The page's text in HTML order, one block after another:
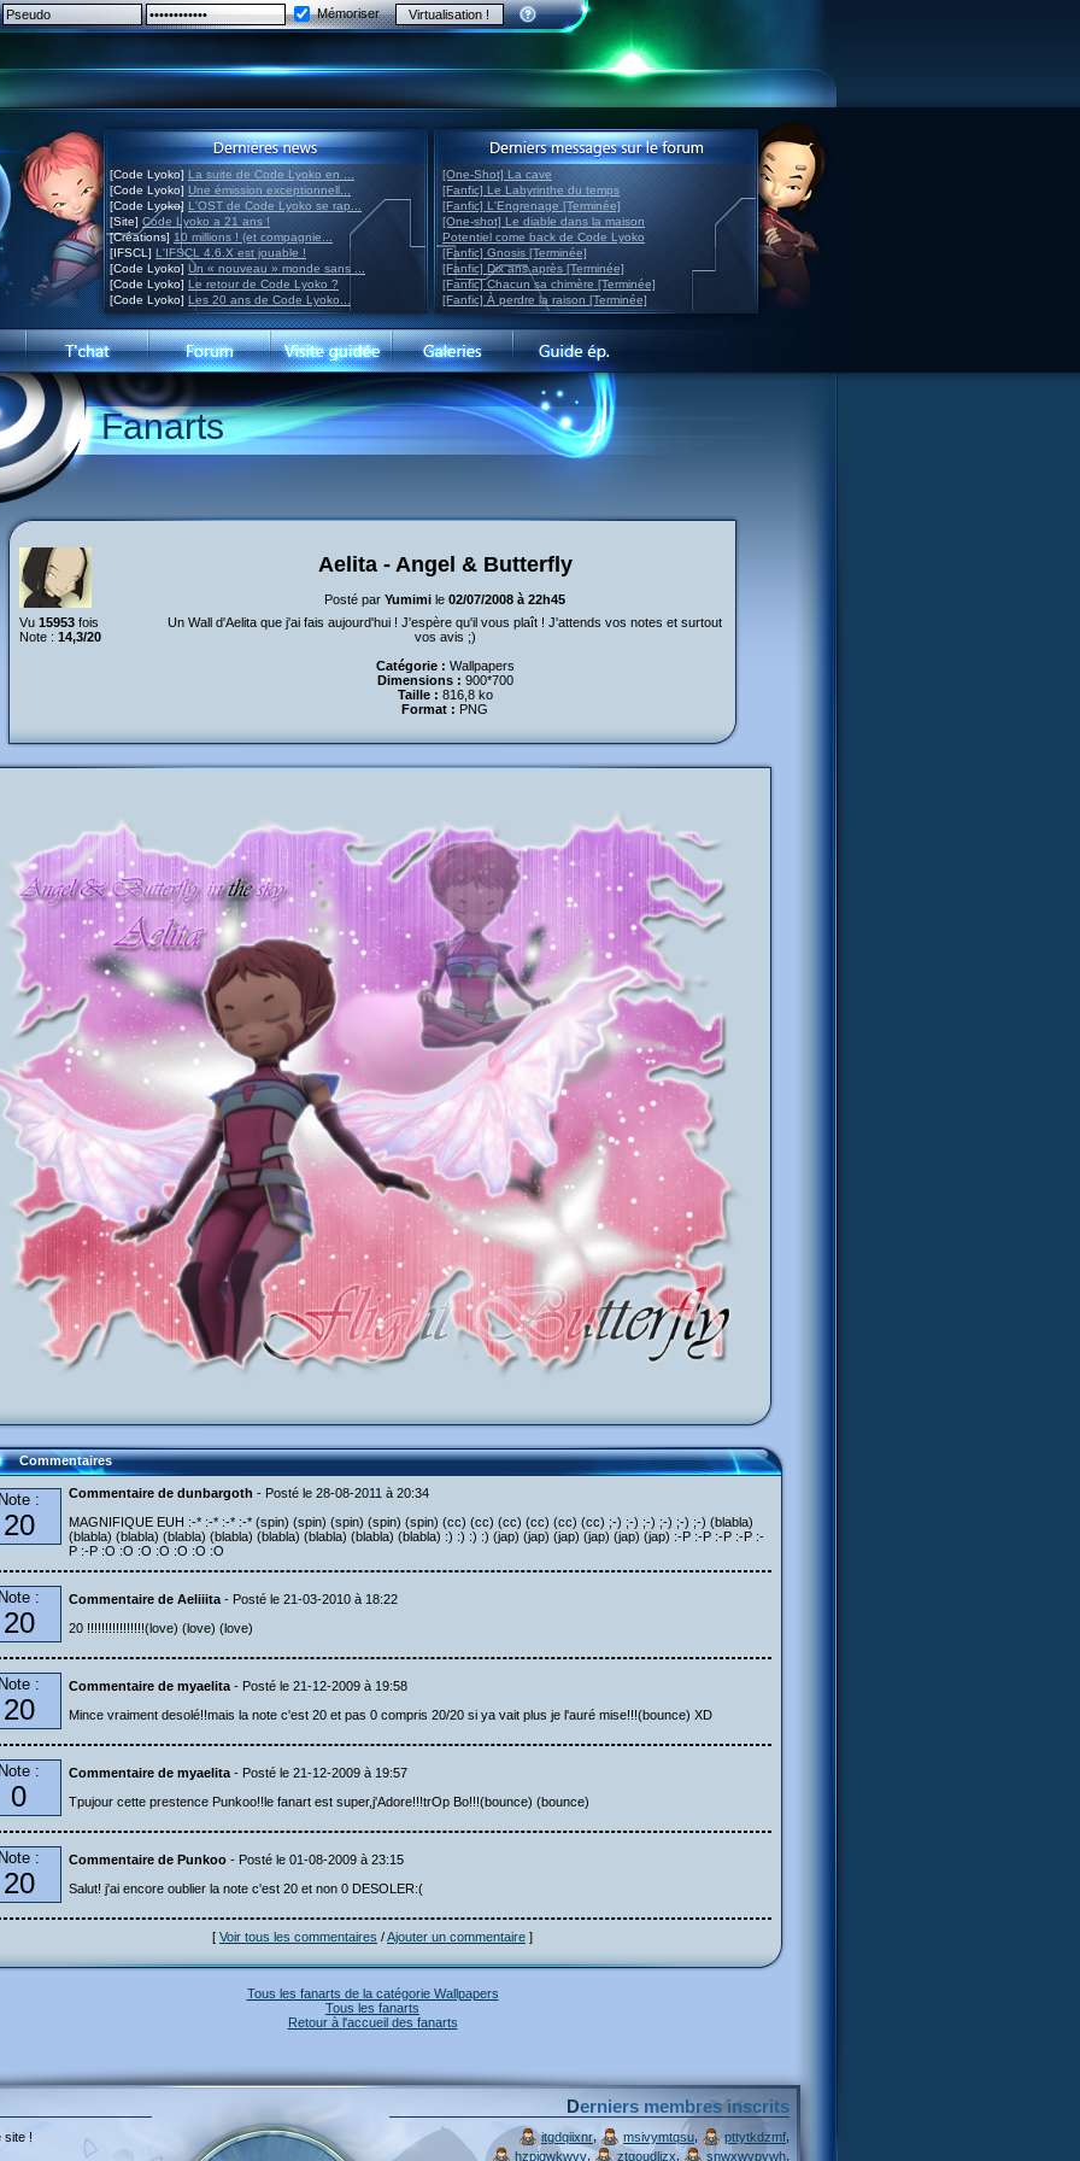
Mémoriser
[Code Lyoko] La suite de Code Lyoko en ...
[Code Lyoko] Une émission exceptionnell...
[Code Lyoko] L'OST de Code Lyoko se rap...
[Site] Code Lyoko a 21 ans !
[Créations] 10 millions ! (et compagnie...
[IFSCL] L'IFSCL 4.6.X est jouable !
[Code Lyoko] Un « nouveau » monde sans ...
[Code Lyoko] Le retour de Code Lyoko ?
[Code Lyoko] Les 20 ans de Code Lyoko...
[One-Shot] La cave
[Fanfic] Le Labyrinthe du temps
[Fanfic] L'Engrenage [Terminée]
[One-shot] Le diable dans la maison
Potentiel come back de Code Lyoko
[Fanfic] Gnosis [Terminée]
[Fanfic] Dix ans après [Terminée]
[Fanfic] Chacun sa chimère [Terminée]
[Fanfic] À perdre la raison [Terminée]
Fanarts
Aelita - Angel & Butterfly
Posté par Yumimi le 02/07/2008 à 22h45
Vu 15953 fois
Note : 14,3/20
Un Wall d'Aelita que j'ai fais aujourd'hui ! J'espère qu'il vous plaît ! J'attends vos notes et surtout
vos avis ;)
Catégorie : Wallpapers
Dimensions : 900*700
Taille : 816,8 ko
Format : PNG
Commentaires
Note :
20
Commentaire de dunbargoth - Posté le 28-08-2011 à 20:34
MAGNIFIQUE EUH :-* :-* :-* :-* (spin) (spin) (spin) (spin) (spin) (cc) (cc) (cc) (cc) (cc) (cc) ;-) ;-) ;-) ;-) ;-) ;-) (blabla)
(blabla) (blabla) (blabla) (blabla) (blabla) (blabla) (blabla) (blabla) :) :) :) :) (jap) (jap) (jap) (jap) (jap) (jap) :-P :-P :-P :-P :-
P :-P :O :O :O :O :O :O :O
Note :
20
Commentaire de Aeliiita - Posté le 21-03-2010 à 18:22
20 !!!!!!!!!!!!!!!!(love) (love) (love)
Note :
20
Commentaire de myaelita - Posté le 21-12-2009 à 19:58
Mince vraiment desolé!!mais la note c'est 20 et pas 0 compris 20/20 si ya vait plus je l'auré mise!!!(bounce) XD
Note :
0
Commentaire de myaelita - Posté le 21-12-2009 à 19:57
Tpujour cette prestence Punkoo!!le fanart est super,j'Adore!!!trOp Bo!!!(bounce) (bounce)
Note :
20
Commentaire de Punkoo - Posté le 01-08-2009 à 23:15
Salut! j'ai encore oublier la note c'est 20 et non 0 DESOLER:(
[ Voir tous les commentaires /Ajouter un commentaire ]
Tous les fanarts de la catégorie Wallpapers
Tous les fanarts
Retour à l'accueil des fanarts
site !
Derniers membres inscrits
itgdqiixnr msivymtqsu pttytkdzmf
hzpjqwkwvv
ztgoudljzx snwxwvpywh